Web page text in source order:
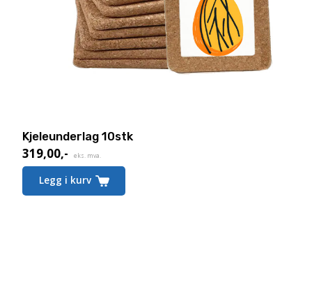
Kjeleunderlag 10stk
319,00,- eks. mva.
Legg i kurv